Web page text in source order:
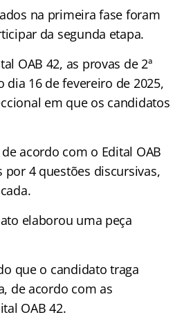
na primeira fase foram
da segunda etapa.
OAB 42, as provas de 2ª
dia 16 de fevereiro de 2025,
em que os candidatos
acordo com o Edital OAB
4 questões discursivas,
elaborou uma peça
que o candidato traga
de acordo com as
OAB 42.